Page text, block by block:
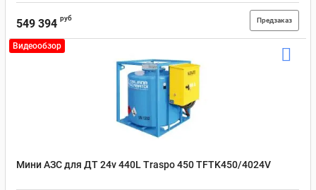
549 394 руб Предзаказ
Видеообзор
Мини АЗС для ДТ 24v 440L Traspo 450 TFTK450/4024V